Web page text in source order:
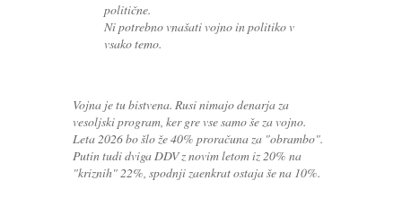
politične.
Ni potrebno vnašati vojno in politiko v
vsako temo.
Vojna je tu bistvena. Rusi nimajo denarja za
vesoljski program, ker gre vse samo še za vojno.
Leta 2026 bo šlo že 40% proračuna za "obrambo".
Putin tudi dviga DDV z novim letom iz 20% na
"kriznih" 22%, spodnji zaenkrat ostaja še na 10%.